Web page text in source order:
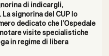
di indicargli,
signorina del CUP lo
dedicato che l’Ospedale
visite specialistiche
in regime di libera